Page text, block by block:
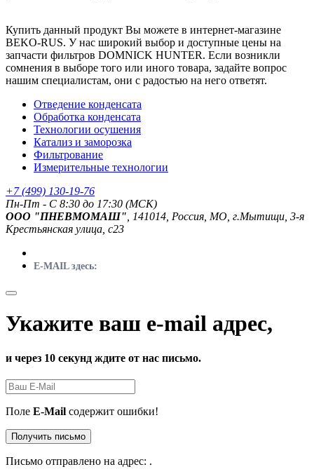
Купить данный продукт Вы можете в интернет-магазине
BEKO-RUS. У нас широкий выбор и доступные цены на
запчасти фильтров DOMNICK HUNTER. Если возникли
сомнения в выборе того или иного товара, задайте вопрос
нашим специалистам, они с радостью на него ответят.
Отведение конденсата
Обработка конденсата
Технологии осушения
Катализ и заморозка
Фильтрование
Измерительные технологии
+7 (499) 130-19-76
Пн-Пт - C 8:30 до 17:30 (МСК)
ООО "ПНЕВМОМАШ" , 141014, Россия, МО, г.Мытищи, 3-я
Крестьянская улица, с23
E-MAIL здесь:
Укажите ваш e-mail адрес,
и через 10 секунд ждите от нас письмо.
Поле E-Mail содержит ошибки!
Получить письмо
Письмо отправлено на адрес: .